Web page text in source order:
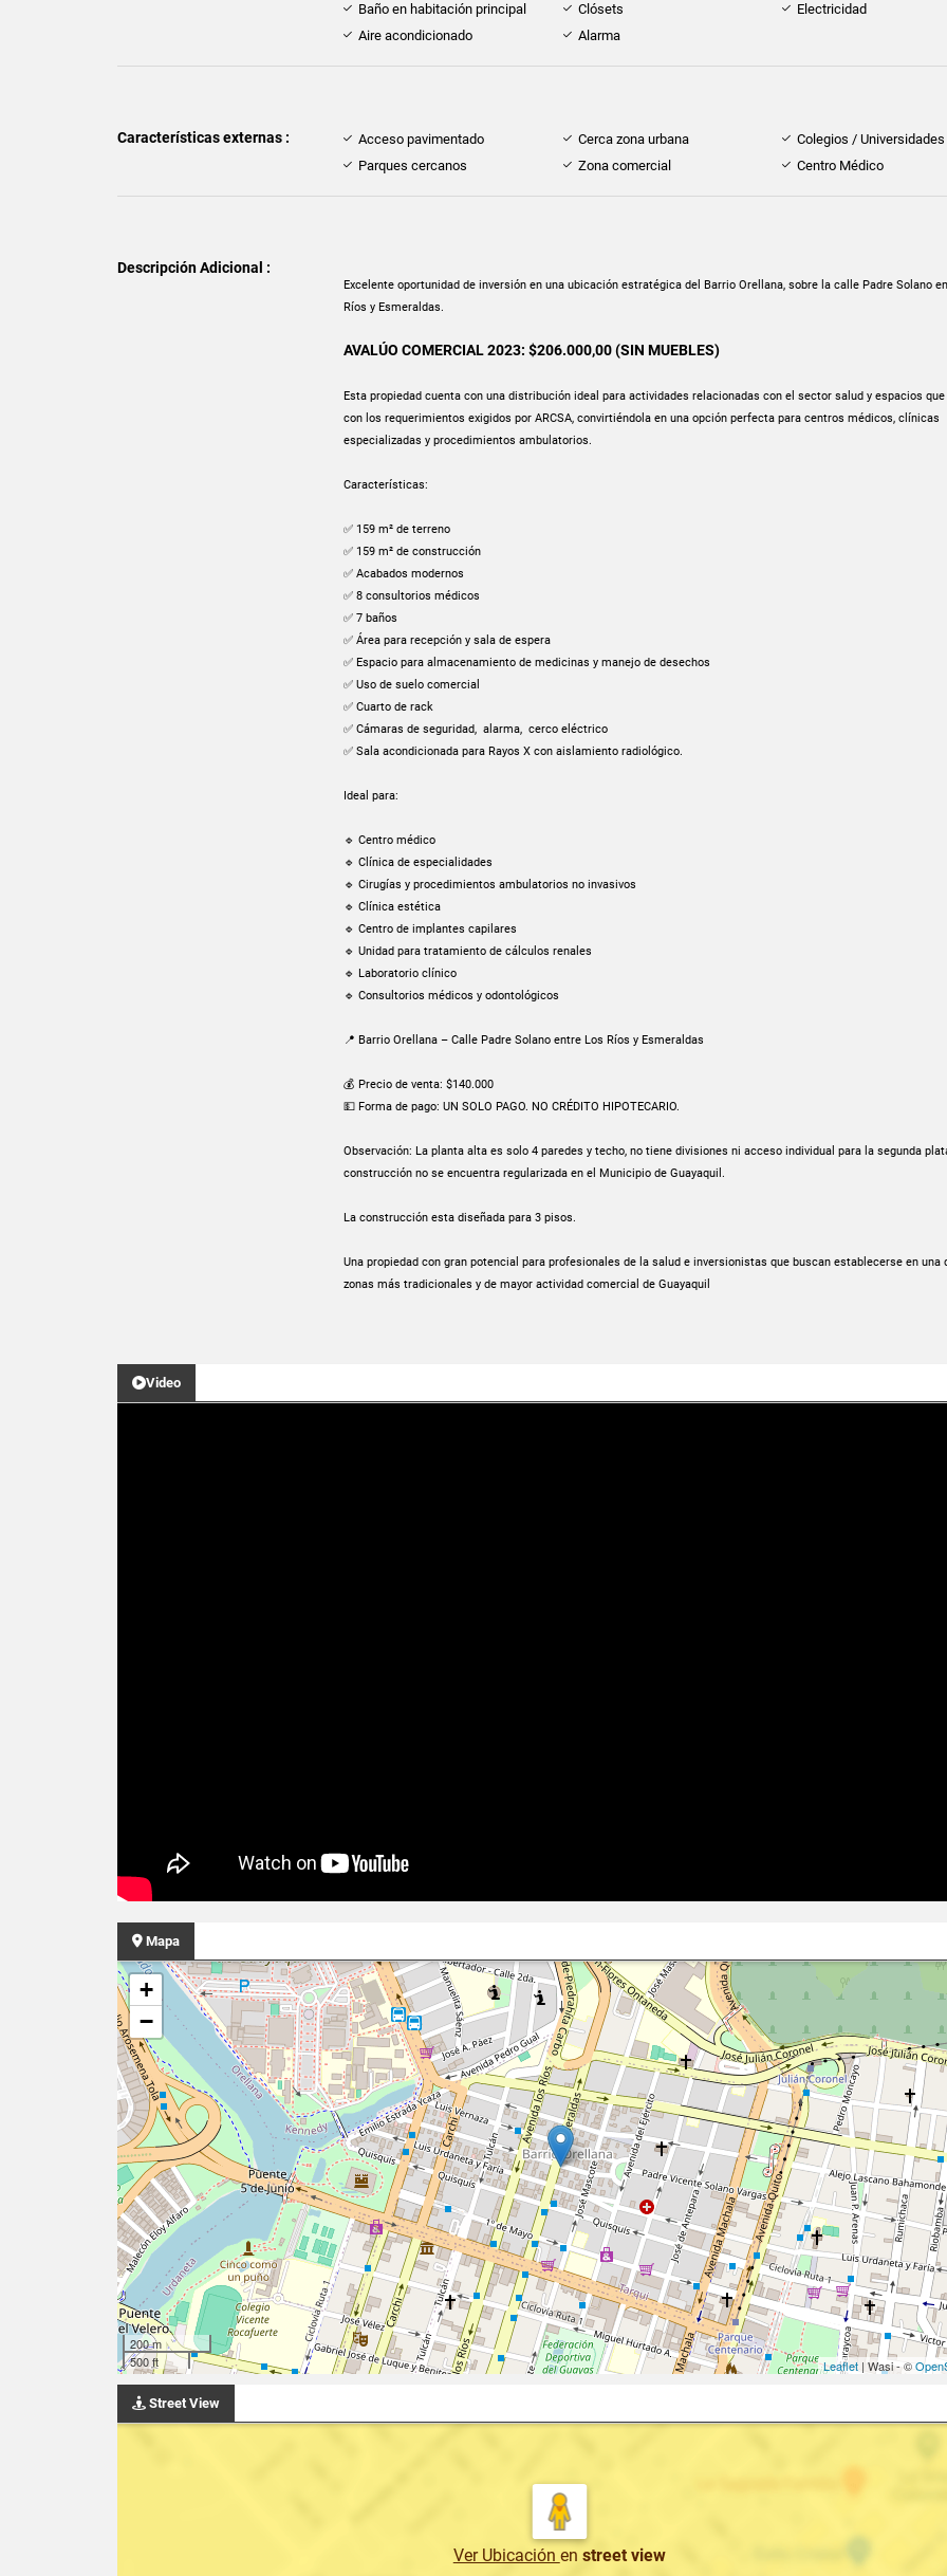
Baño en habitación principal
Clósets
Electricidad
Aire acondicionado
Alarma
Características externas : Acceso pavimentado Cerca zona urbana
Colegios / Universidades
Parques cercanos
Zona comercial Centro Médico
Descripción Adicional :
Excelente oportunidad de inversión en una ubicación estratégica del Barrio Orellana, sobre la calle Padre Solano
Ríos y Esmeraldas.
AVALÚO COMERCIAL 2023: $206.000,00 (SIN MUEBLES)
Esta propiedad cuenta con una distribución ideal para actividades relacionadas con el sector salud y espacios
con los requerimientos exigidos por ARCSA, convirtiéndola en una opción perfecta para centros médicos, clínicas
especializadas y procedimientos ambulatorios.
Características:
✅ 159 m² de terreno
✅ 159 m² de construcción
✅ Acabados modernos
✅ 8 consultorios médicos
✅ 7 baños
✅ Área para recepción y sala de espera
✅ Espacio para almacenamiento de medicinas y manejo de desechos
✅ Uso de suelo comercial
✅ Cuarto de rack
✅ Cámaras de seguridad, alarma, cerco eléctrico
✅ Sala acondicionada para Rayos X con aislamiento radiológico.
Ideal para:
🔹 Centro médico
🔹 Clínica de especialidades
🔹 Cirugías y procedimientos ambulatorios no invasivos
🔹 Clínica estética
🔹 Centro de implantes capilares
🔹 Unidad para tratamiento de cálculos renales
🔹 Laboratorio clínico
🔹 Consultorios médicos y odontológicos
📍 Barrio Orellana – Calle Padre Solano entre Los Ríos y Esmeraldas
💰 Precio de venta: $140.000
💵 Forma de pago: UN SOLO PAGO. NO CRÉDITO HIPOTECARIO.
Observación: La planta alta es solo 4 paredes y techo, no tiene divisiones ni acceso individual para la segunda
construcción no se encuentra regularizada en el Municipio de Guayaquil.
La construcción esta diseñada para 3 pisos.
Una propiedad con gran potencial para profesionales de la salud e inversionistas que buscan establecerse en una
zonas más tradicionales y de mayor actividad comercial de Guayaquil
Video
Mapa
+
−
200 m
500 ft
Leaflet| Wasi - ©
Street View
Ver Ubicación en street view